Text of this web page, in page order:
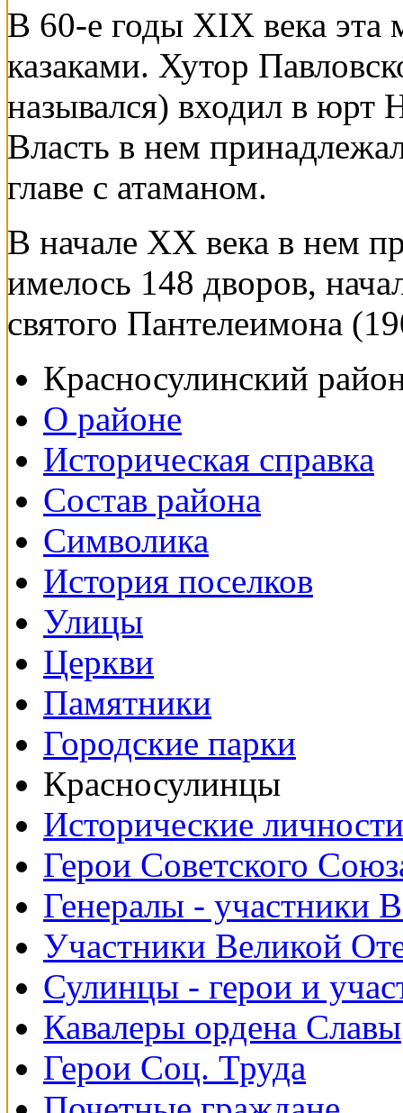
В 60-е годы XIX века эта
казаками. Хутор
назывался) входил в юрт
Власть в нем
главе с атаманом.
В начале XX века в нем
имелось 148 дворов,
святого Пантелеимона
Красносулинский
О районе
Историческая справка
Состав района
Символика
История поселков
Улицы
Церкви
Памятники
Городские парки
Красносулинцы
Исторические личности
Герои Советского
Генералы - участники
Участники Великой
Сулинцы - герои и
Кавалеры ордена Славы
Герои Соц. Труда